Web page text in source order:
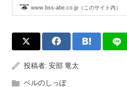
www.bss-abe.co.jp（このサイト内）
投稿者: 安部 竜太
ベルのしっぽ